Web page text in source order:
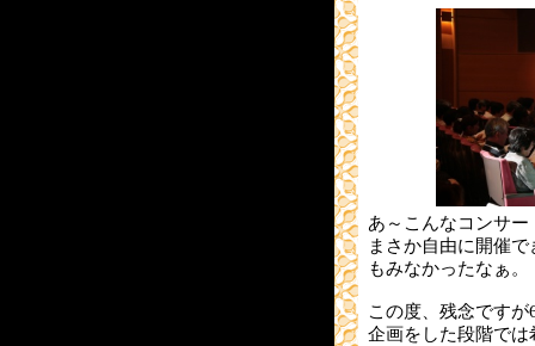
あ～こんなコンサ
まさか自由に開催
もみなかったなぁ。
この度、残念です
企画をした段階で